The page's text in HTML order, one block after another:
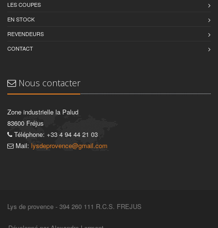
LES COUPES
EN STOCK
REVENDEURS
CONTACT
Nous contacter
Zone industrielle la Palud
83600 Fréjus
Téléphone: +33 4 94 44 21 03
Mail: lysdeprovence@gmail.com
Lys de provence - 394 260 111 R.C.S. FREJUS